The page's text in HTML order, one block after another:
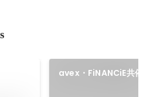
avex・FiNANCiE共